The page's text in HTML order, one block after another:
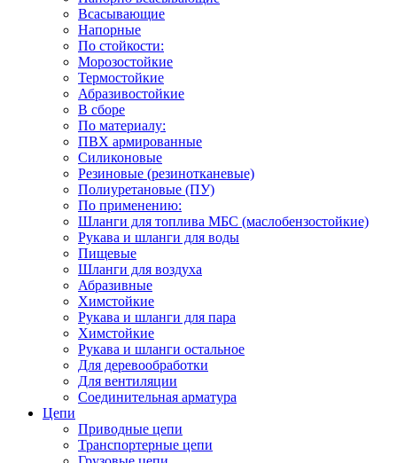
Всасывающие
Напорные
По стойкости:
Морозостойкие
Термостойкие
Абразивостойкие
В сборе
По материалу:
ПВХ армированные
Силиконовые
Резиновые (резинотканевые)
Полиуретановые (ПУ)
По применению:
Шланги для топлива МБС (маслобензостойкие)
Рукава и шланги для воды
Пищевые
Шланги для воздуха
Абразивные
Химстойкие
Рукава и шланги для пара
Химстойкие
Рукава и шланги остальное
Для деревообработки
Для вентиляции
Соединительная арматура
Цепи
Приводные цепи
Транспортерные цепи